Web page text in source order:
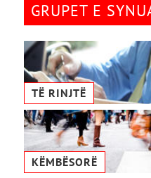
GRUPET E
TË RINJTË
KËMBËSORË